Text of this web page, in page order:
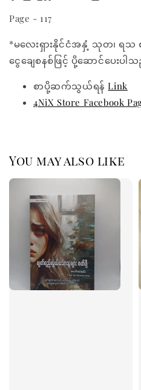
Page - 117
*မလေးရှားနိုင်ငံအနှံ့ သုတ၊ ရသ
ငွေချေစနစ်ဖြင့် ပို့ဆောင်ပေးပါ
စာပို့ဆက်သွယ်ရန်Link
4NiX Store Facebook
You may also like